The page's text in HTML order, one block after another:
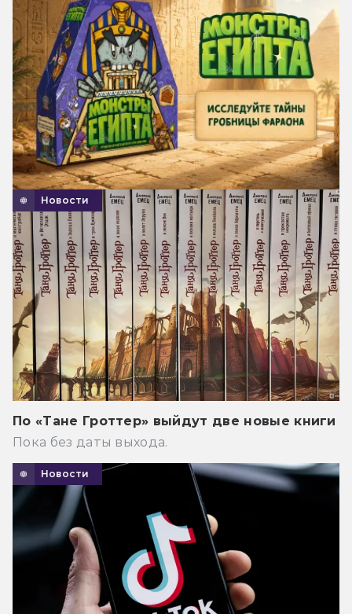
Новости
По «Тане Гроттер» выйдут две новые книги
Пока без даты выхода.
Новости